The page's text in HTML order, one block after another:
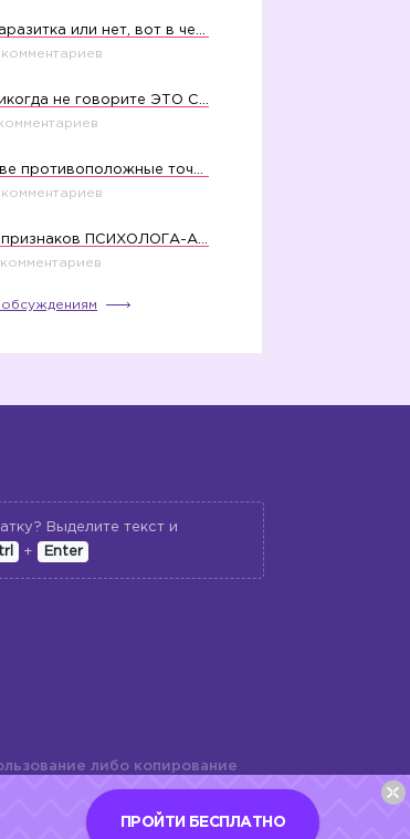
Выделите текст и
+ Enter
либо копирование
элементов дизайна и
правообладателя и
ПРОЙТИ БЕСПЛАТНО